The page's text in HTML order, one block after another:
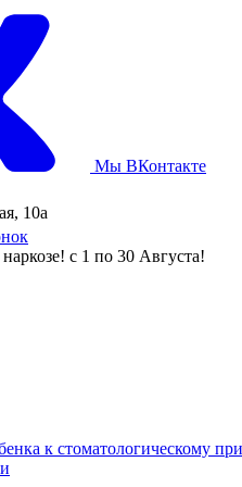
Мы ВКонтакте
10а
с 1 по 30 Августа!
к стоматологическому